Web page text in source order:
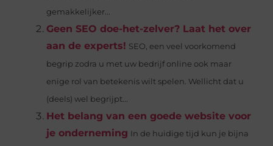
gemakkelijker...
Geen SEO doe-het-zelver? Laat het over
aan de experts! SEO, een veel voorkomend
begrip zodra u met uw bedrijf online ook maar
enige rol van betekenis wilt spelen. Wellicht dat u
(deels) wel begrijpt...
Het belang van een goede website voor
je onderneming In de huidige tijd kun je bijna